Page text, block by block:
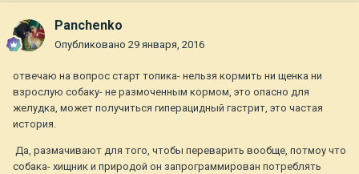
Panchenko
Опубликовано 29 января, 2016
отвечаю на вопрос старт топика- нельзя кормить ни щенка ни
взрослую собаку- не размоченным кормом, это опасно для
желудка, может получиться гиперацидный гастрит, это частая
история.
Да, размачивают для того, чтобы переварить вообще, потмоу что
собака- хищник и природой он запрограммирован потреблять